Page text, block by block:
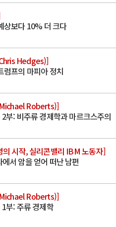
상보다 10% 더 크다
Hedges)]
럼프의 마피아 정치
Roberts)]
부: 비주류 경제학과 마르크스주의
의 시작, 실리콘밸리 IBM 노동자]
서 암을 얻어 떠난 남편
Roberts)]
부: 주류 경제학